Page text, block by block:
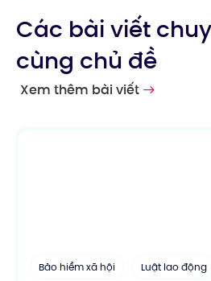
Các bài viết
cùng chủ đề
Xem thêm bài viết
Bảo hiểm xã hội Luật lao động